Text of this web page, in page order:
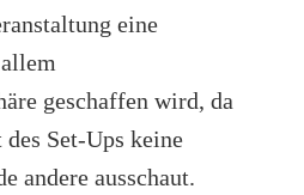
eine
geschaffen wird, da
Set-Ups keine
andere ausschaut.